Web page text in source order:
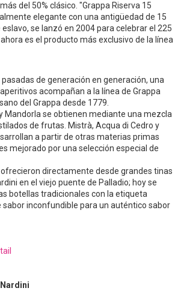
del 50% clásico. "Grappa Riserva 15
elegante con una antigüedad de 15
se lanzó en 2004 para celebrar el 225
es el producto más exclusivo de la línea
de generación en generación, una
acompañan a la línea de Grappa
del Grappa desde 1779.
Mandorla se obtienen mediante una mezcla
de frutas. Mistrà, Acqua di Cedro y
a partir de otras materias primas
mejorado por una selección especial de
ofrecieron directamente desde grandes tinas
en el viejo puente de Palladio; hoy se
botellas tradicionales con la etiqueta
sabor inconfundible para un auténtico sabor